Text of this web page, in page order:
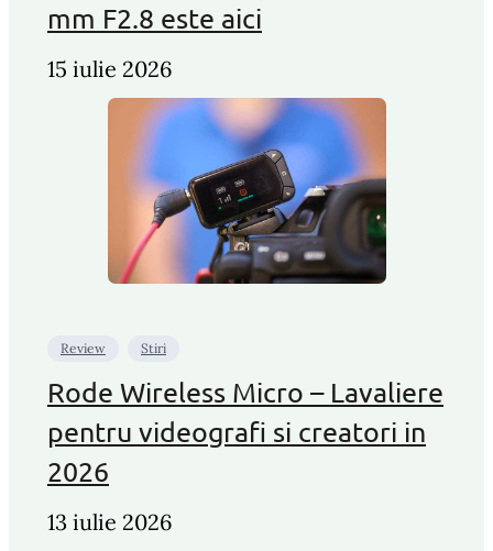
mm F2.8 este aici
15 iulie 2026
Review Stiri
Rode Wireless Micro – Lavaliere
pentru videografi si creatori in
2026
13 iulie 2026